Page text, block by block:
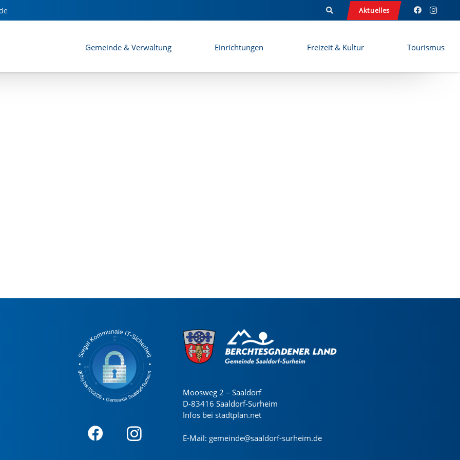
Aktuelles
Gemeinde & Verwaltung Einrichtungen Freizeit & Kultur Tourismus
Moosweg 2 – Saaldorf
D-83416 Saaldorf-Surheim
Infos bei stadtplan.net
E-Mail: gemeinde@saaldorf-surheim.de